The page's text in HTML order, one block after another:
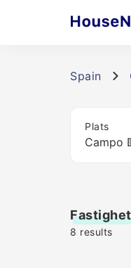
Spain
Plats
8 results